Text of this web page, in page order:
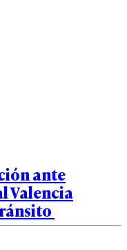
ante
Valencia